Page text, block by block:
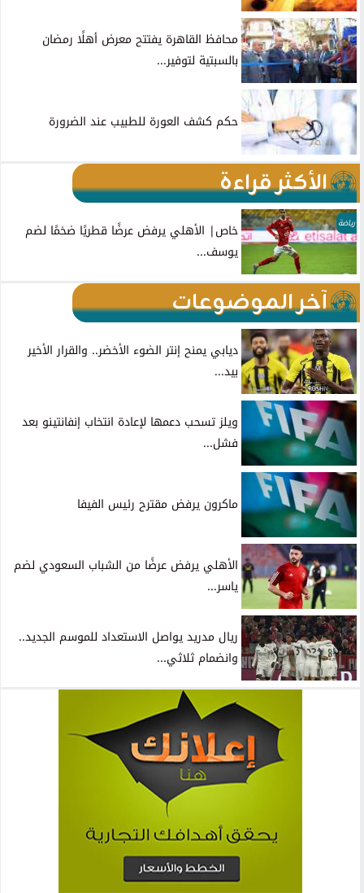
محافظ القاهرة يفتتح معرض أهلًا رمضان
بالسبتية لتوفير...
حكم كشف العورة للطبيب عند الضرورة
الأكثر قراءة
رياضة
خاص| الأهلي يرفض عرضًا قطريًا ضخمًا لضم
يوسف...
آخر الموضوعات
ديابي يمنح إنتر الضوء الأخضر.. والقرار الأخير
بيد...
ويلز تسحب دعمها لإعادة انتخاب إنفانتينو بعد
فشل...
ماكرون يرفض مقترح رئيس الفيفا
الأهلي يرفض عرضًا من الشباب السعودي لضم
ياسر...
ريال مدريد يواصل الاستعداد للموسم الجديد..
وانضمام ثلاثي...